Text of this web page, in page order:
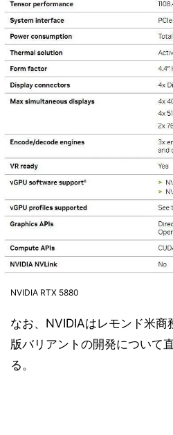
NVIDIA RTX 5880
なお、NVIDIAはレモンド米商
版バリアントの開発について
る。